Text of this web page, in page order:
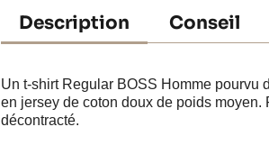
Description Conseil
Un t-shirt Regular BOSS Homme pourvu
en jersey de coton doux de poids
décontracté.